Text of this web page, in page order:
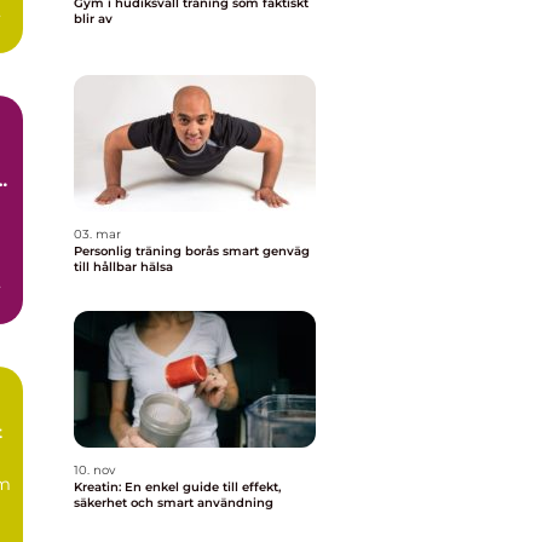
blir av
03. mar
Personlig träning borås smart genväg
till hållbar hälsa
10. nov
Kreatin: En enkel guide till effekt,
säkerhet och smart användning